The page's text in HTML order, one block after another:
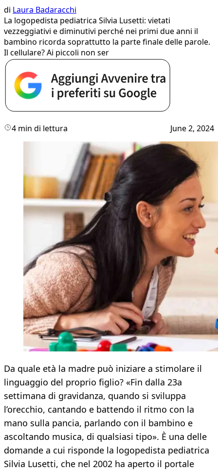
di Laura Badaracchi
La logopedista pediatrica Silvia Lusetti: vietati
vezzeggiativi e diminutivi perché nei primi due anni il
bambino ricorda soprattutto la parte finale delle parole.
Il cellulare? Ai piccoli non ser
4 min di lettura June 2, 2024
Da quale età la madre può iniziare a stimolare il
linguaggio del proprio figlio? «Fin dalla 23a
settimana di gravidanza, quando si sviluppa
l’orecchio, cantando e battendo il ritmo con la
mano sulla pancia, parlando con il bambino e
ascoltando musica, di qualsiasi tipo». È una delle
domande a cui risponde la logopedista pediatrica
Silvia Lusetti, che nel 2002 ha aperto il portale